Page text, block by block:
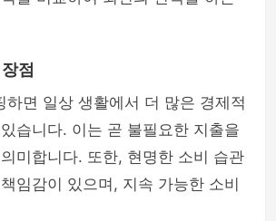
점
하면 일상 생활에서 더 많은 경제적
습니다. 이는 곧 불필요한 지출을
미합니다. 또한, 현명한 소비 습관
임감이 있으며, 지속 가능한 소비